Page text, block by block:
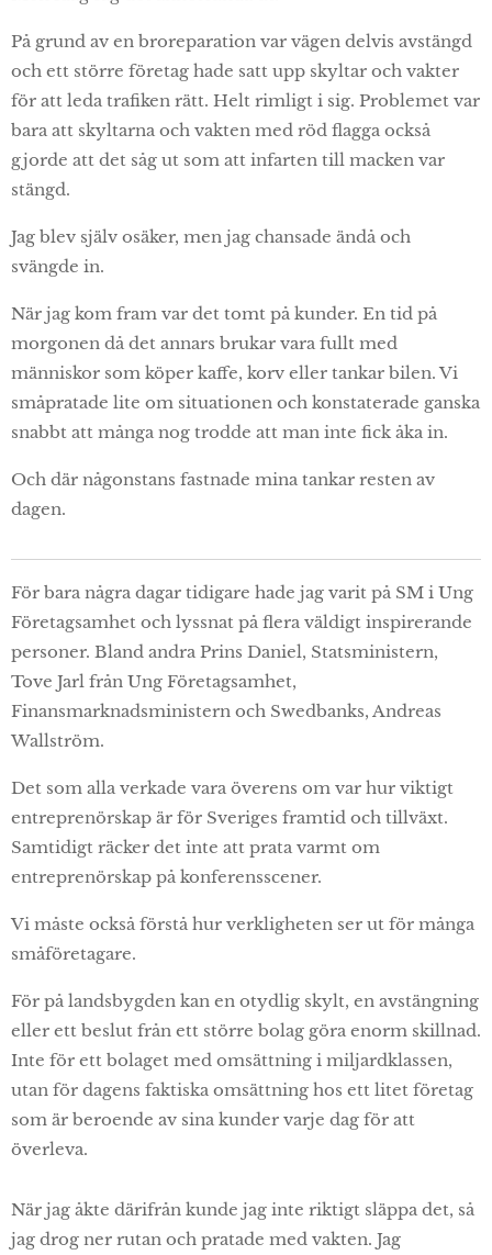
På grund av en broreparation var vägen delvis avstängd
och ett större företag hade satt upp skyltar och vakter
för att leda trafiken rätt. Helt rimligt i sig. Problemet var
bara att skyltarna och vakten med röd flagga också
gjorde att det såg ut som att infarten till macken var
stängd.
Jag blev själv osäker, men jag chansade ändå och
svängde in.
När jag kom fram var det tomt på kunder. En tid på
morgonen då det annars brukar vara fullt med
människor som köper kaffe, korv eller tankar bilen. Vi
småpratade lite om situationen och konstaterade ganska
snabbt att många nog trodde att man inte fick åka in.
Och där någonstans fastnade mina tankar resten av
dagen.
För bara några dagar tidigare hade jag varit på SM i Ung
Företagsamhet och lyssnat på flera väldigt inspirerande
personer. Bland andra Prins Daniel, Statsministern,
Tove Jarl från Ung Företagsamhet,
Finansmarknadsministern och Swedbanks, Andreas
Wallström.
Det som alla verkade vara överens om var hur viktigt
entreprenörskap är för Sveriges framtid och tillväxt.
Samtidigt räcker det inte att prata varmt om
entreprenörskap på konferensscener.
Vi måste också förstå hur verkligheten ser ut för många
småföretagare.
För på landsbygden kan en otydlig skylt, en avstängning
eller ett beslut från ett större bolag göra enorm skillnad.
Inte för ett bolaget med omsättning i miljardklassen,
utan för dagens faktiska omsättning hos ett litet företag
som är beroende av sina kunder varje dag för att
överleva.
När jag åkte därifrån kunde jag inte riktigt släppa det, så
jag drog ner rutan och pratade med vakten. Jag